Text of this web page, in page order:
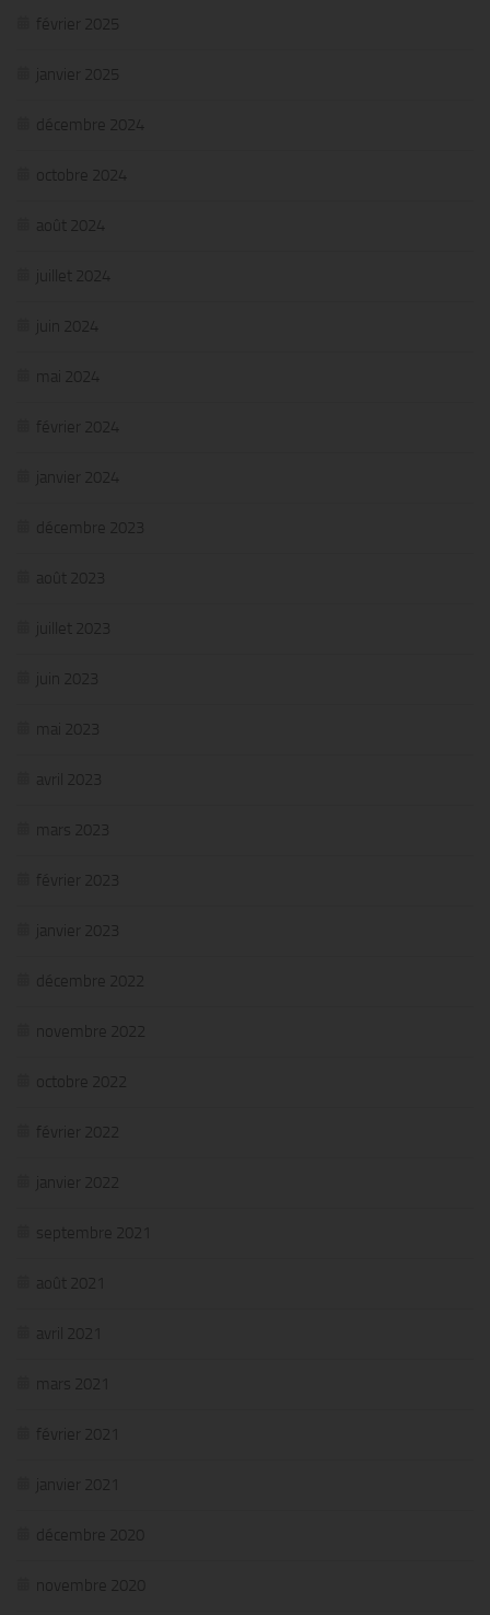
février 2025
janvier 2025
décembre 2024
octobre 2024
août 2024
juillet 2024
juin 2024
mai 2024
février 2024
janvier 2024
décembre 2023
août 2023
juillet 2023
juin 2023
mai 2023
avril 2023
mars 2023
février 2023
janvier 2023
décembre 2022
novembre 2022
octobre 2022
février 2022
janvier 2022
septembre 2021
août 2021
avril 2021
mars 2021
février 2021
janvier 2021
décembre 2020
novembre 2020